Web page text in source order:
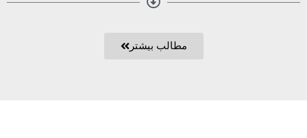
مطالب بیشتر